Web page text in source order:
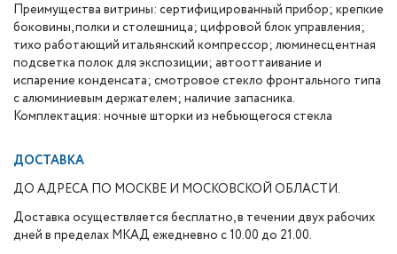
Преимущества витрины: сертифицированный прибор; крепкие
боковины, полки и столешница; цифровой блок управления;
тихо работающий итальянский компрессор; люминесцентная
подсветка полок для экспозиции; автооттаивание и
испарение конденсата; смотровое стекло фронтального типа
с алюминиевым держателем; наличие запасника.
Комплектация: ночные шторки из небьющегося стекла
ДОСТАВКА
ДО АДРЕСА ПО МОСКВЕ И МОСКОВСКОЙ ОБЛАСТИ.
Доставка осуществляется бесплатно, в течении двух рабочих
дней в пределах МКАД ежедневно с 10.00 до 21.00.